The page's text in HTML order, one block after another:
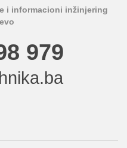
i informacioni inžinjering
979